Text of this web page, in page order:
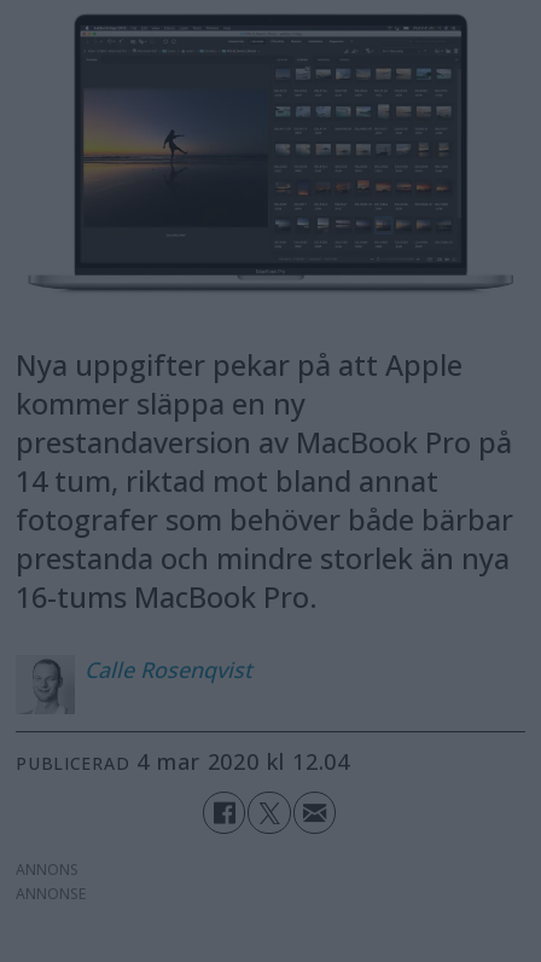
Nya uppgifter pekar på att Apple
kommer släppa en ny
prestandaversion av MacBook Pro på
14 tum, riktad mot bland annat
fotografer som behöver både bärbar
prestanda och mindre storlek än nya
16-tums MacBook Pro.
Calle Rosenqvist
PUBLICERAD 4 mar 2020 kl 12.04
ANNONS